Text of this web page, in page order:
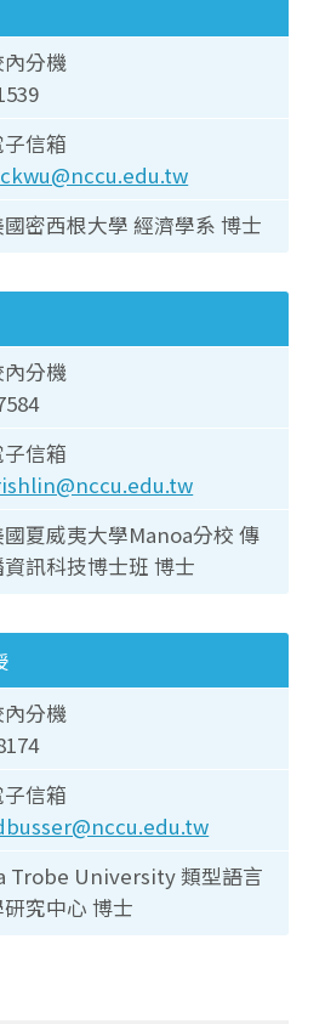
分機
子信箱
國密西根大學 經濟學系 博士
分機
子信箱
國夏威夷大學Manoa分校 傳
訊科技博士班 博士
分機
子信箱
Trobe University 類型語言
究中心 博士